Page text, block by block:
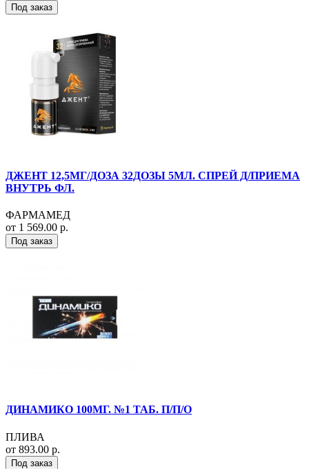
Под заказ
ДЖЕНТ 12,5МГ/ДОЗА 32ДОЗЫ 5МЛ. СПРЕЙ Д/ПРИЕМА
ВНУТРЬ ФЛ.
ФАРМАМЕД
от 1 569.00 р.
Под заказ
ДИНАМИКО 100МГ. №1 ТАБ. П/П/О
ПЛИВА
от 893.00 р.
Под заказ